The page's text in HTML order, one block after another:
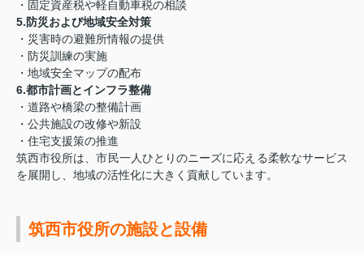
・固定資産税や軽自動車税の相談
5.防災および地域安全対策
・災害時の避難所情報の提供
・防災訓練の実施
・地域安全マップの配布
6.都市計画とインフラ整備
・道路や橋梁の整備計画
・公共施設の改修や新設
・住宅支援策の推進
筑西市役所は、市民一人ひとりのニーズに応える柔軟なサービス
を展開し、地域の活性化に大きく貢献しています。
筑西市役所の施設と設備